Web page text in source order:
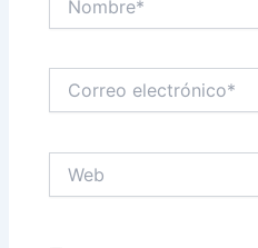
electrónico*